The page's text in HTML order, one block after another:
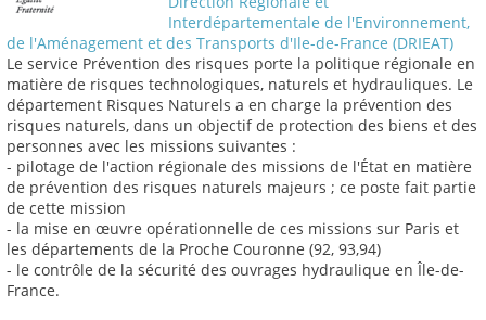
Interdépartementale de l'Environnement,
de l'Aménagement et des Transports d'Ile-de-France (DRIEAT)
Le service Prévention des risques porte la politique régionale en
matière de risques technologiques, naturels et hydrauliques. Le
département Risques Naturels a en charge la prévention des
risques naturels, dans un objectif de protection des biens et des
personnes avec les missions suivantes :
- pilotage de l'action régionale des missions de l'État en matière
de prévention des risques naturels majeurs ; ce poste fait partie
de cette mission
- la mise en œuvre opérationnelle de ces missions sur Paris et
les départements de la Proche Couronne (92, 93,94)
- le contrôle de la sécurité des ouvrages hydraulique en Île-de-
France.